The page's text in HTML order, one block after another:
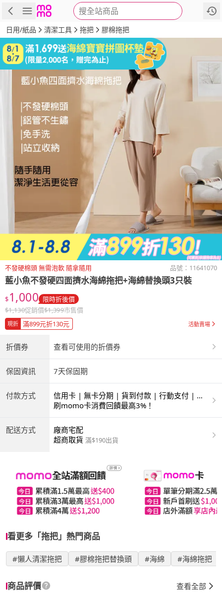
搜全站商品
商品 評價 詳情
日用/紙品 清潔工具 拖把 膠棉拖把
不發硬棉頭 無需泡軟 隨拿隨用 品號： 11641070
藍小魚不發硬四面擠水海綿拖把+海綿替換頭3只裝
$1,000 限時折後價
$1,130促銷價$1,399市售價
現折 滿899元折130元 活動賣場
折價券 查看可使用的折價券
保固資訊 7天保固期
付款方式
信用卡 | 無卡分期 | 貨到付款 | 行動支付 | 超
商付款 | ATM | 銀聯卡
刷momo卡消費回饋最高3%！
配送方式
廠商宅配
超商取貨 滿$190出貨
看更多「拖把」熱門商品
#懶人清潔拖把 #膠棉拖把替換頭 #海綿 #海綿拖把
商品評價 查看全部